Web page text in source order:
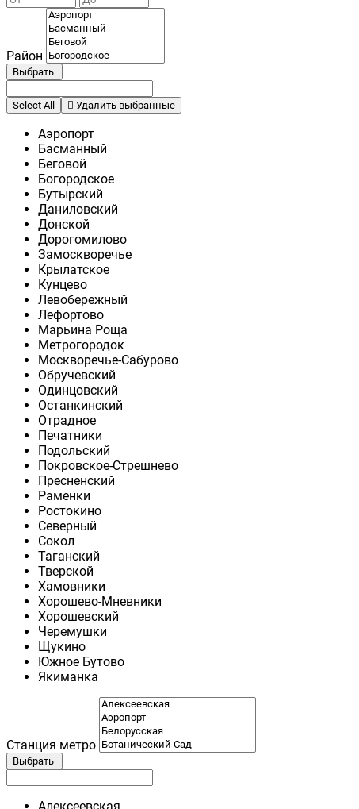
Район
Выбрать
Select All Удалить выбранные
Аэропорт
Басманный
Беговой
Богородское
Бутырский
Даниловский
Донской
Дорогомилово
Замоскворечье
Крылатское
Кунцево
Левобережный
Лефортово
Марьина Роща
Метрогородок
Москворечье-Сабурово
Обручевский
Одинцовский
Останкинский
Отрадное
Печатники
Подольский
Покровское-Стрешнево
Пресненский
Раменки
Ростокино
Северный
Сокол
Таганский
Тверской
Хамовники
Хорошево-Мневники
Хорошевский
Черемушки
Щукино
Южное Бутово
Якиманка
Станция метро
Выбрать